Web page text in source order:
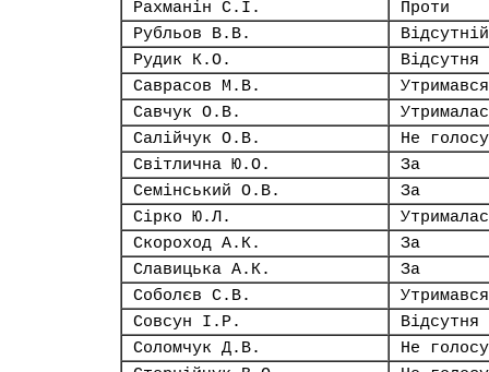
Рахманін С.І.
Проти
Рубльов В.В.
Відсутній
Рудик К.О.
Відсутня
Саврасов М.В.
Утримався
Савчук О.В.
Салійчук О.В.
Не
Світлична Ю.О.
За
Семінський О.В.
За
Сірко Ю.Л.
Скороход А.К.
За
Славицька А.К.
За
Соболєв С.В.
Утримався
Совсун І.Р.
Відсутня
Соломчук Д.В.
Не